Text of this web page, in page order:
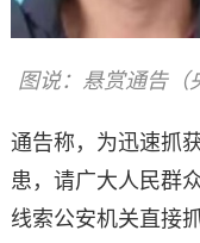
图说：悬赏通告（
通告称，为迅速抓
患，请广大人民群
线索公安机关直接